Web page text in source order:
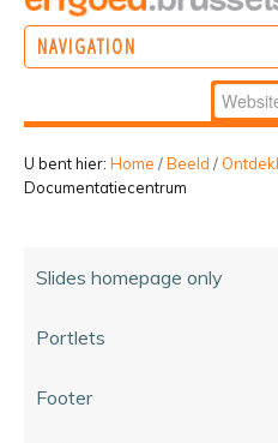
NAVIGATION
BELEVEN
Zoek
zoeken...
U bent hier: Home /Beeld /
Documentatiecentrum
Slides homepage only
Portlets
Footer